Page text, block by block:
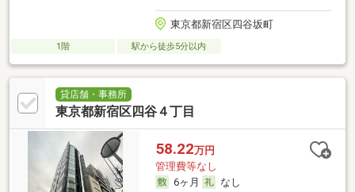
東京都新宿区四谷坂町
1階 駅から徒歩5分以内
貸店舗・事務所
東京都新宿区四谷４丁目
58.22万円
管理費等なし
6ヶ月
なし